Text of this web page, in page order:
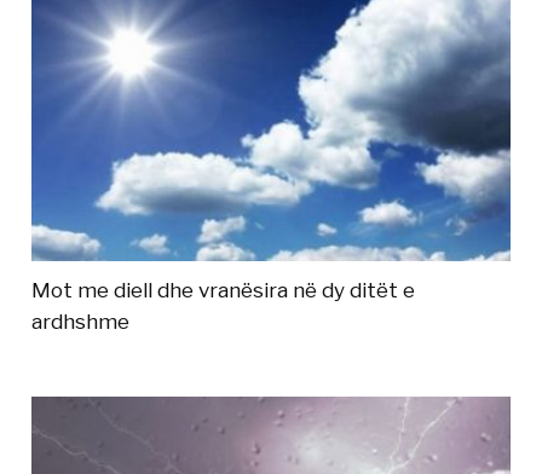
Mot me diell dhe vranësira në dy ditët e
ardhshme